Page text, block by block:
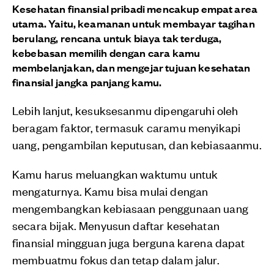
Kesehatan finansial pribadi mencakup empat area
utama. Yaitu, keamanan untuk membayar tagihan
berulang, rencana untuk biaya tak terduga,
kebebasan memilih dengan cara kamu
membelanjakan, dan mengejar tujuan kesehatan
finansial jangka panjang kamu.
Lebih lanjut, kesuksesanmu dipengaruhi oleh
beragam faktor, termasuk caramu menyikapi
uang, pengambilan keputusan, dan kebiasaanmu.
Kamu harus meluangkan waktumu untuk
mengaturnya. Kamu bisa mulai dengan
mengembangkan kebiasaan penggunaan uang
secara bijak. Menyusun daftar kesehatan
finansial mingguan juga berguna karena dapat
membuatmu fokus dan tetap dalam jalur.